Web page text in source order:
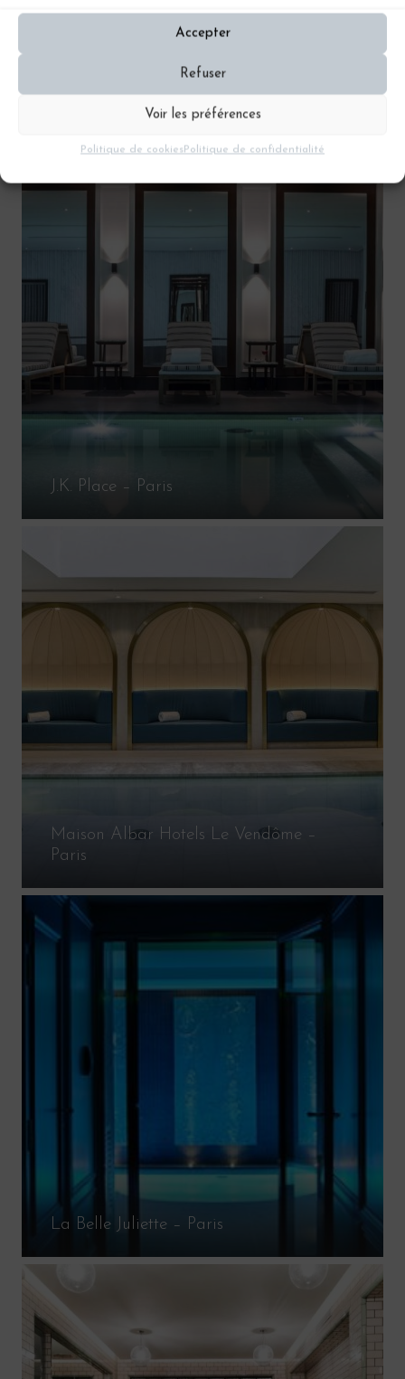
Accepter
Refuser
Voir les préférences
Politique de cookiesPolitique de confidentialité
Disney’s Hotel New York – Marne-la-
J.K. Place – Paris
Maison Albar Hotels Le Vendôme –
Paris
La Belle Juliette – Paris